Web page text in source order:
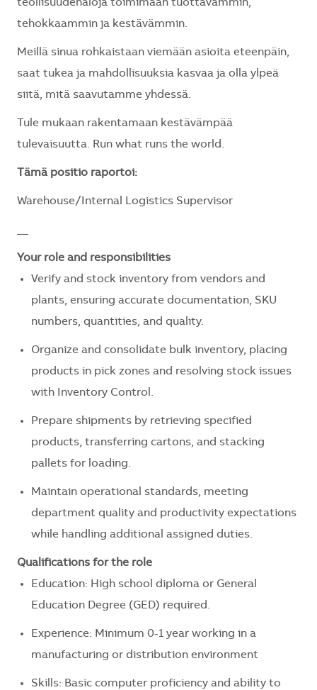
teollisuudenaloja toimimaan tuottavammin,
tehokkaammin ja kestävämmin.
Meillä sinua rohkaistaan viemään asioita eteenpäin,
saat tukea ja mahdollisuuksia kasvaa ja olla ylpeä
siitä, mitä saavutamme yhdessä.
Tule mukaan rakentamaan kestävämpää
tulevaisuutta. Run what runs the world.
Tämä positio raportoi:
Warehouse/Internal Logistics Supervisor
Your role and responsibilities
Verify and stock inventory from vendors and
plants, ensuring accurate documentation, SKU
numbers, quantities, and quality.
Organize and consolidate bulk inventory, placing
products in pick zones and resolving stock issues
with Inventory Control.
Prepare shipments by retrieving specified
products, transferring cartons, and stacking
pallets for loading.
Maintain operational standards, meeting
department quality and productivity expectations
while handling additional assigned duties.
Qualifications for the role
Education: High school diploma or General
Education Degree (GED) required.
Experience: Minimum 0-1 year working in a
manufacturing or distribution environment
Skills: Basic computer proficiency and ability to